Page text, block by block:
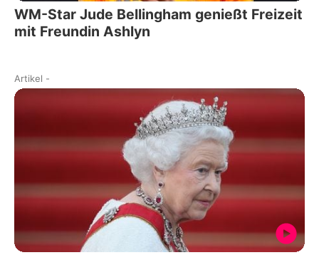
WM-Star Jude Bellingham genießt Freizeit
mit Freundin Ashlyn
Artikel -